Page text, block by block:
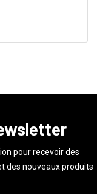
pour recevoir des
des nouveaux produits